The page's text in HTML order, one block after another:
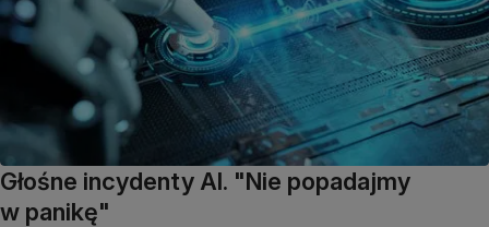
Głośne incydenty AI. "Nie popadajmy
w panikę"